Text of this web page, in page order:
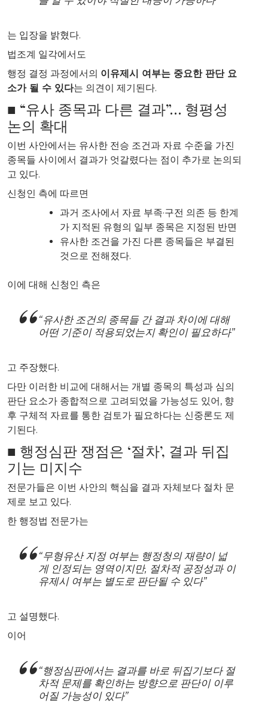
는 입장을 밝혔다.
법조계 일각에서도
행정 결정 과정에서의 이유제시 여부는 중요한 판단 요
소가 될 수 있다는 의견이 제기된다.
■ “유사 종목과 다른 결과”… 형평성
논의 확대
이번 사안에서는 유사한 전승 조건과 자료 수준을 가진
종목들 사이에서 결과가 엇갈렸다는 점이 추가로 논의되
고 있다.
신청인 측에 따르면
과거 조사에서 자료 부족·구전 의존 등 한계
가 지적된 유형의 일부 종목은 지정된 반면
유사한 조건을 가진 다른 종목들은 부결된
것으로 전해졌다.
이에 대해 신청인 측은
“유사한 조건의 종목들 간 결과 차이에 대해
어떤 기준이 적용되었는지 확인이 필요하다”
고 주장했다.
다만 이러한 비교에 대해서는 개별 종목의 특성과 심의
판단 요소가 종합적으로 고려되었을 가능성도 있어, 향
후 구체적 자료를 통한 검토가 필요하다는 신중론도 제
기된다.
■ 행정심판 쟁점은 ‘절차’, 결과 뒤집
기는 미지수
전문가들은 이번 사안의 핵심을 결과 자체보다 절차 문
제로 보고 있다.
한 행정법 전문가는
“무형유산 지정 여부는 행정청의 재량이 넓
게 인정되는 영역이지만, 절차적 공정성과 이
유제시 여부는 별도로 판단될 수 있다”
고 설명했다.
이어
“행정심판에서는 결과를 바로 뒤집기보다 절
차적 문제를 확인하는 방향으로 판단이 이루
어질 가능성이 있다”